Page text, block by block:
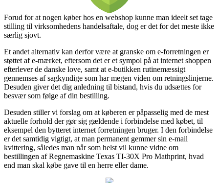
Forud for at nogen køber hos en webshop kunne man ideelt set tage
stilling til virksomhedens handelsaftale, dog er det for det meste ikke
særlig sjovt.
Et andet alternativ kan derfor være at granske om e-forretningen er
støttet af e-mærket, eftersom det er et sympol på at internet shoppen
efterlever de danske love, samt at e-butikken rutinemæssigt
gennemses af sagkyndige som har megen viden om retningslinjerne.
Desuden giver det dig anledning til bistand, hvis du udsættes for
besvær som følge af din bestilling.
Desuden stiller vi forslag om at køberen er påpasselig med de mest
aktuelle forhold der gør sig gældende i forbindelse med købet, til
eksempel den bytteret internet forretningen bruger. I den forbindelse
er det samtidig vigtigt, at man permanent gemmer sin e-mail
kvittering, således man når som helst vil kunne vidne om
bestillingen af Regnemaskine Texas TI-30X Pro Mathprint, hvad
end man skal købe gave til en herre eller dame.